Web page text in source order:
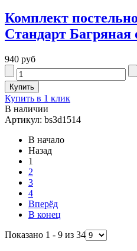
Комплект
Стандарт Багряная
940 руб
Купить в 1 клик
В наличии
Артикул: bs3d1514
В начало
Назад
1
2
3
4
Вперёд
В конец
Показано 1 - 9 из 34